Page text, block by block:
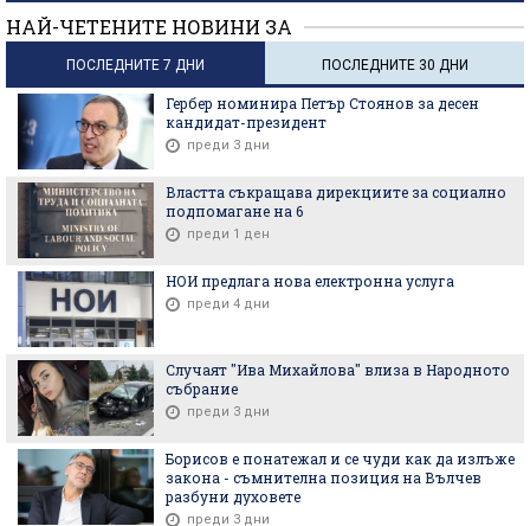
НАЙ-ЧЕТЕНИТЕ НОВИНИ ЗА
ПОСЛЕДНИТЕ 7 ДНИ ПОСЛЕДНИТЕ 30 ДНИ
Гербер номинира Петър Стоянов за десен
кандидат-президент
преди 3 дни
Властта съкращава дирекциите за социално
подпомагане на 6
преди 1 ден
НОИ предлага нова електронна услуга
преди 4 дни
Случаят "Ива Михайлова" влиза в Народното
събрание
преди 3 дни
Борисов е понатежал и се чуди как да излъже
закона - съмнителна позиция на Вълчев
разбуни духовете
преди 3 дни